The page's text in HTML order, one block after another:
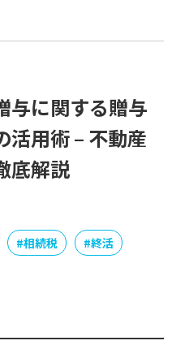
与に関する贈与
活用術 – 不動産
底解説
#相続税 #終活